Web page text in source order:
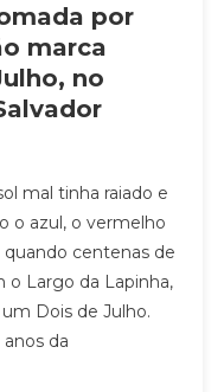
por
marca
no
mal tinha raiado e
o azul, o vermelho
quando centenas de
o Largo da Lapinha,
Dois de Julho.
da